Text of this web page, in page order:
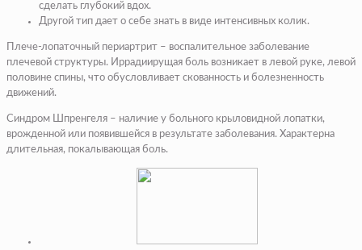
сделать глубокий вдох.
Другой тип дает о себе знать в виде интенсивных колик.
Плече-лопаточный периартрит – воспалительное заболевание
плечевой структуры. Иррадиирущая боль возникает в левой руке, левой
половине спины, что обусловливает скованность и болезненность
движений.
Синдром Шпренгеля – наличие у больного крыловидной лопатки,
врожденной или появившейся в результате заболевания. Характерна
длительная, покалывающая боль.